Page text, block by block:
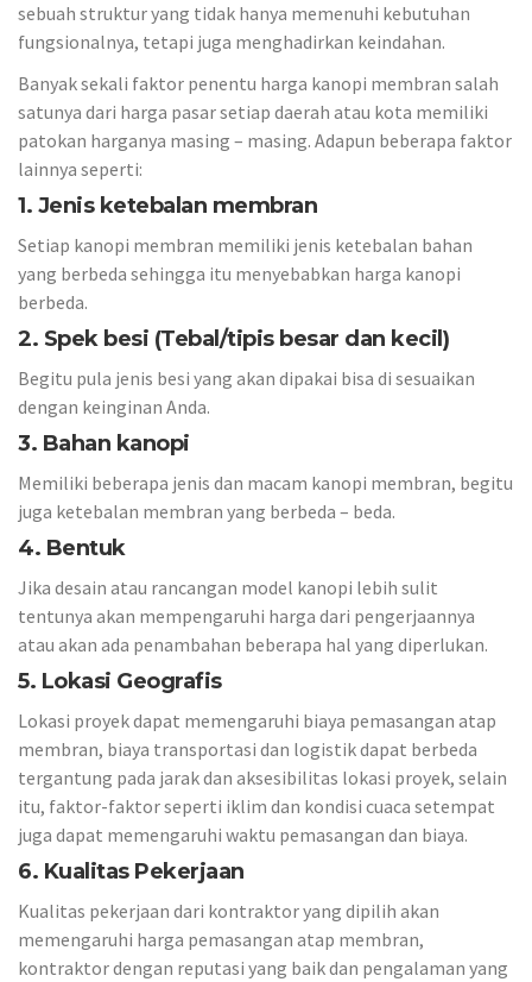
sebuah struktur yang tidak hanya memenuhi kebutuhan
fungsionalnya, tetapi juga menghadirkan keindahan.
Banyak sekali faktor penentu harga kanopi membran salah
satunya dari harga pasar setiap daerah atau kota memiliki
patokan harganya masing – masing. Adapun beberapa faktor
lainnya seperti:
1. Jenis ketebalan membran
Setiap kanopi membran memiliki jenis ketebalan bahan
yang berbeda sehingga itu menyebabkan harga kanopi
berbeda.
2. Spek besi (Tebal/tipis besar dan kecil)
Begitu pula jenis besi yang akan dipakai bisa di sesuaikan
dengan keinginan Anda.
3. Bahan kanopi
Memiliki beberapa jenis dan macam kanopi membran, begitu
juga ketebalan membran yang berbeda – beda.
4. Bentuk
Jika desain atau rancangan model kanopi lebih sulit
tentunya akan mempengaruhi harga dari pengerjaannya
atau akan ada penambahan beberapa hal yang diperlukan.
5. Lokasi Geografis
Lokasi proyek dapat memengaruhi biaya pemasangan atap
membran, biaya transportasi dan logistik dapat berbeda
tergantung pada jarak dan aksesibilitas lokasi proyek, selain
itu, faktor-faktor seperti iklim dan kondisi cuaca setempat
juga dapat memengaruhi waktu pemasangan dan biaya.
6. Kualitas Pekerjaan
Kualitas pekerjaan dari kontraktor yang dipilih akan
memengaruhi harga pemasangan atap membran,
kontraktor dengan reputasi yang baik dan pengalaman yang